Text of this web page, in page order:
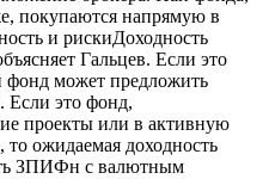
покупаются напрямую в
и рискиДоходность
Гальцев. Если это
фонд может предложить
Если это фонд,
проекты или в активную
ожидаемая доходность
ЗПИФн с валютным